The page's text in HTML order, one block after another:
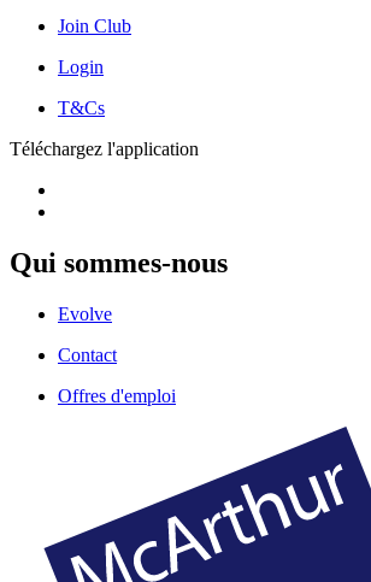
Join Club
Login
T&Cs
Téléchargez l'application
Qui sommes-nous
Evolve
Contact
Offres d'emploi